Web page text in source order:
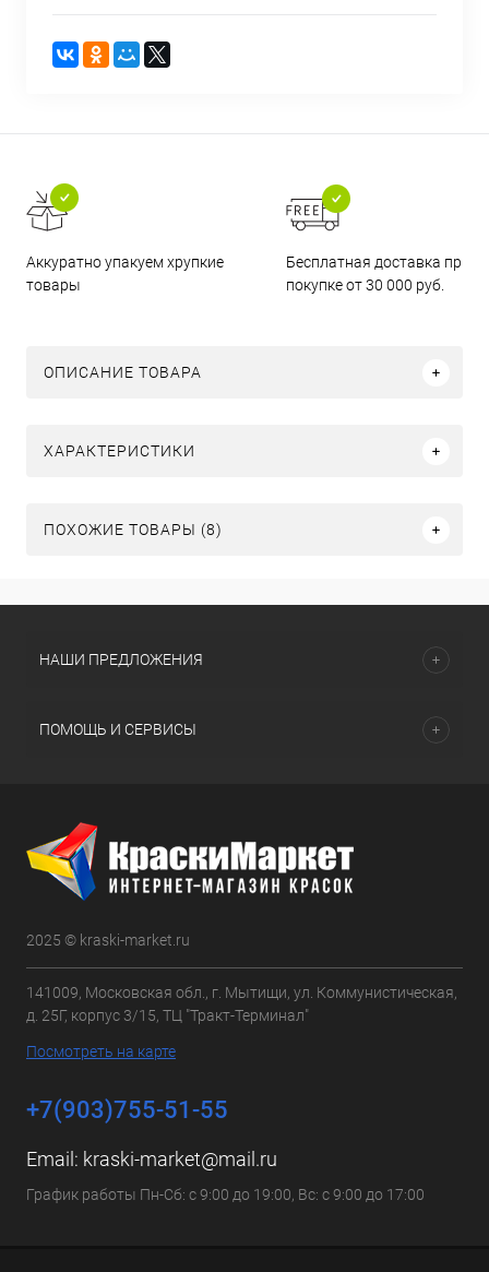
Аккуратно упакуем хрупкие
товары
Бесплатная доставка при
покупке от 30 000 руб.
ОПИСАНИЕ ТОВАРА
ХАРАКТЕРИСТИКИ
ПОХОЖИЕ ТОВАРЫ (8)
НАШИ ПРЕДЛОЖЕНИЯ
ПОМОЩЬ И СЕРВИСЫ
2025 © kraski-market.ru
141009, Московская обл., г. Мытищи, ул. Коммунистическая,
д. 25Г, корпус 3/15, ТЦ "Тракт-Терминал"
Посмотреть на карте
+7(903)755-51-55
Email: kraski-market@mail.ru
График работы Пн-Сб: с 9:00 до 19:00, Вс: с 9:00 до 17:00